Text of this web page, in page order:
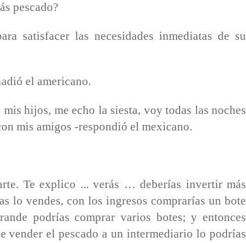
pescado?
satisfacer las necesidades inmediatas de su
el americano.
hijos, me echo la siesta, voy todas las noches
mis amigos -respondió el mexicano.
Te explico ... verás … deberías invertir más
lo vendes, con los ingresos comprarías un bote
podrías comprar varios botes; y entonces
vender el pescado a un intermediario lo podrías